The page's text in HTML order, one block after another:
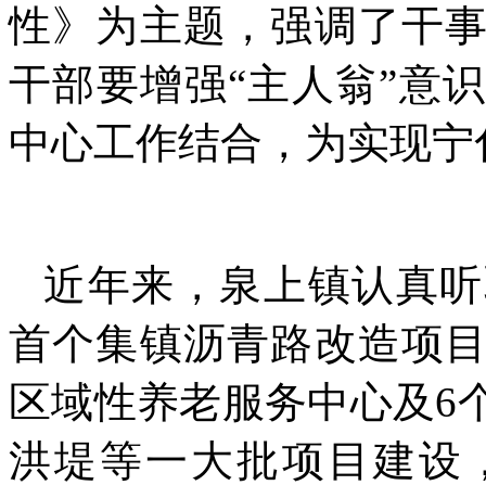
性》为主题，强调了干
干部要增强“主人翁”意
中心工作结合，为实现
近年来，泉上镇认真
首个集镇沥青路改造项
区域性养老服务中心及6
洪堤等一大批项目建设